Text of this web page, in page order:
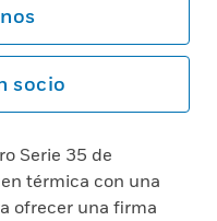
socio
Serie 35 de
térmica con una
ofrecer una firma